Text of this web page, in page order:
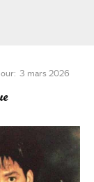
3 mars 2026